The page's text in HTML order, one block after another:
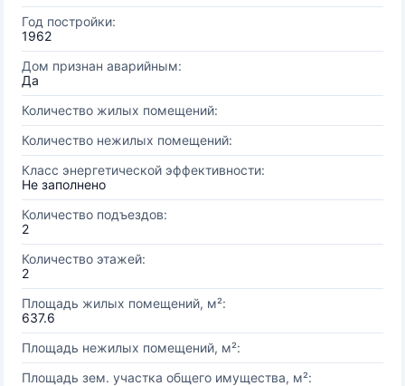
Год постройки:
1962
Дом признан аварийным:
Да
Количество жилых помещений:
Количество нежилых помещений:
Класс энергетической эффективности:
Не заполнено
Количество подъездов:
2
Количество этажей:
2
Площадь жилых помещений, м²:
637.6
Площадь нежилых помещений, м²:
Площадь зем. участка общего имущества, м²: